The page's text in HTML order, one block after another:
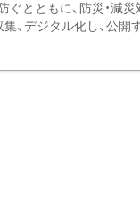
とともに、防災・減
、デジタル化し、公開